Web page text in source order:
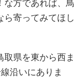
な方であれば、鳥
ら寄ってみてほし
県を東から西ま
沿いにありま